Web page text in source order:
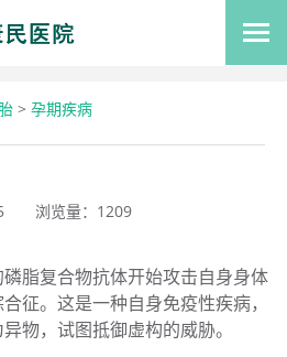
> 孕期疾病
浏览量： 1209
脂复合物抗体开始攻击自身身体
征。这是一种自身免疫性疾病，
物，试图抵御虚构的威胁。